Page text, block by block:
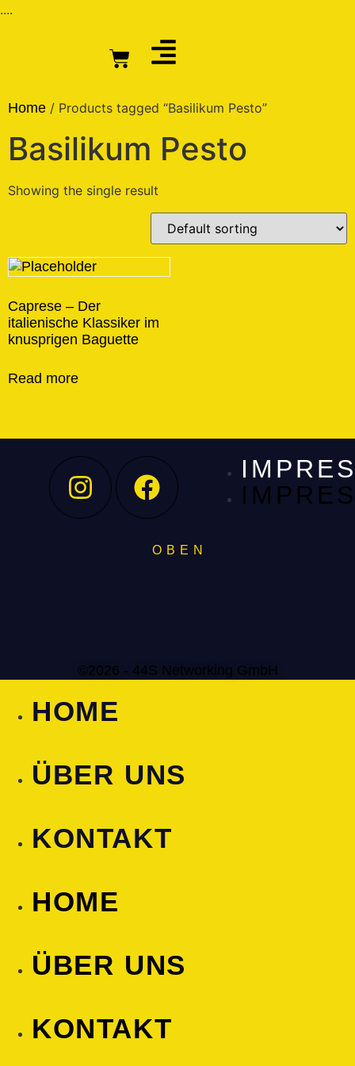
....
Home / Products tagged “Basilikum Pesto”
Basilikum Pesto
Showing the single result
Caprese – Der
italienische Klassiker im
knusprigen Baguette
Read more
O B E N
©2026 - 44S Networking GmbH
HOME
ÜBER UNS
KONTAKT
HOME
ÜBER UNS
KONTAKT